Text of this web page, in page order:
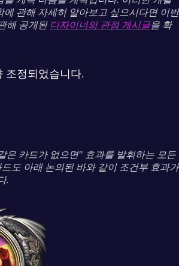
에 관해 자세히 알아보고 싶으시다면 이번
해 공개된 디자이너의 관점 게시글을 확
조정되었습니다.
은 카드가 없으면" 효과를 발휘하는 모든
도 아래 논의된 바와 같이 조건부 효과가
.